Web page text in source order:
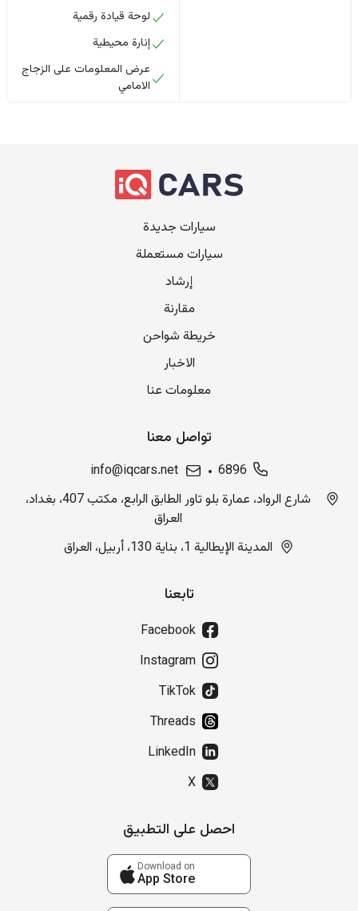
لوحة قيادة رقمية
إنارة محيطية
عرض المعلومات على الزجاج
الامامي
سيارات جديدة
سيارات مستعملة
إرشاد
مقارنة
خريطة شواحن
الاخبار
معلومات عنا
تواصل معنا
6896
info@iqcars.net
شارع الرواد، عمارة بلو تاور الطابق الرابع، مكتب 407، بغداد،
العراق
المدينة الإيطالية 1، بناية 130، أربيل، العراق
تابعنا
Facebook
Instagram
TikTok
Threads
LinkedIn
X
احصل على التطبيق
Download on
App Store